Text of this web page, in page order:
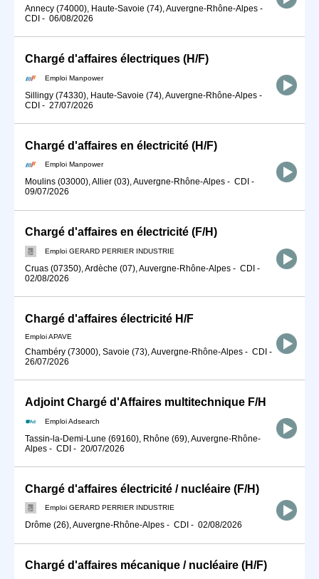
Annecy (74000), Haute-Savoie (74), Auvergne-Rhône-Alpes -
CDI - 06/08/2026
Chargé d'affaires électriques (H/F)
Emploi Manpower
Sillingy (74330), Haute-Savoie (74), Auvergne-Rhône-Alpes -
CDI - 27/07/2026
Chargé d'affaires en électricité (H/F)
Emploi Manpower
Moulins (03000), Allier (03), Auvergne-Rhône-Alpes - CDI -
09/07/2026
Chargé d'affaires en électricité (F/H)
Emploi GERARD PERRIER INDUSTRIE
Cruas (07350), Ardèche (07), Auvergne-Rhône-Alpes - CDI -
02/08/2026
Chargé d'affaires électricité H/F
Emploi APAVE
Chambéry (73000), Savoie (73), Auvergne-Rhône-Alpes - CDI -
26/07/2026
Adjoint Chargé d'Affaires multitechnique F/H
Emploi Adsearch
Tassin-la-Demi-Lune (69160), Rhône (69), Auvergne-Rhône-
Alpes - CDI - 20/07/2026
Chargé d'affaires électricité / nucléaire (F/H)
Emploi GERARD PERRIER INDUSTRIE
Drôme (26), Auvergne-Rhône-Alpes - CDI - 02/08/2026
Chargé d'affaires mécanique / nucléaire (H/F)